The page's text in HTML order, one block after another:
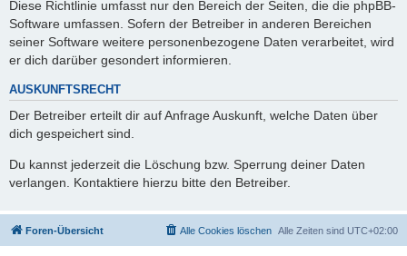
Diese Richtlinie umfasst nur den Bereich der Seiten, die die phpBB-
Software umfassen. Sofern der Betreiber in anderen Bereichen
seiner Software weitere personenbezogene Daten verarbeitet, wird
er dich darüber gesondert informieren.
AUSKUNFTSRECHT
Der Betreiber erteilt dir auf Anfrage Auskunft, welche Daten über
dich gespeichert sind.
Du kannst jederzeit die Löschung bzw. Sperrung deiner Daten
verlangen. Kontaktiere hierzu bitte den Betreiber.
Foren-Übersicht Alle Zeiten sind UTC+02:00
Alle Cookies löschen